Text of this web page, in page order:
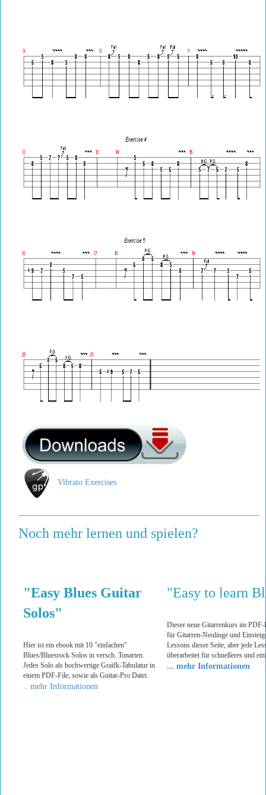
Vibrato Exercises
Noch mehr lernen und spielen?
"Easy Blues Guitar
Solos"
Hier ist ein ebook mit 10 "einfachen"
Blues/Bluesrock Solos in versch. Tonarten.
Jedes Solo als hochwertige Graifk-Tabulatur in
einem PDF-File, sowie als Guitar-Pro Datei.
.. mehr Informationen
"Easy to learn
Dieser neue Gitarrenkurs im
für Gitarren-Neulinge und
Lessons dieser Seite, aber jede
überarbeitet für schnelleres und
... mehr Informationen